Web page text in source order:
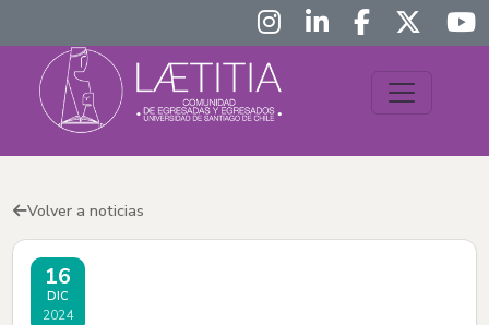
Volver a noticias
16
DIC
2024